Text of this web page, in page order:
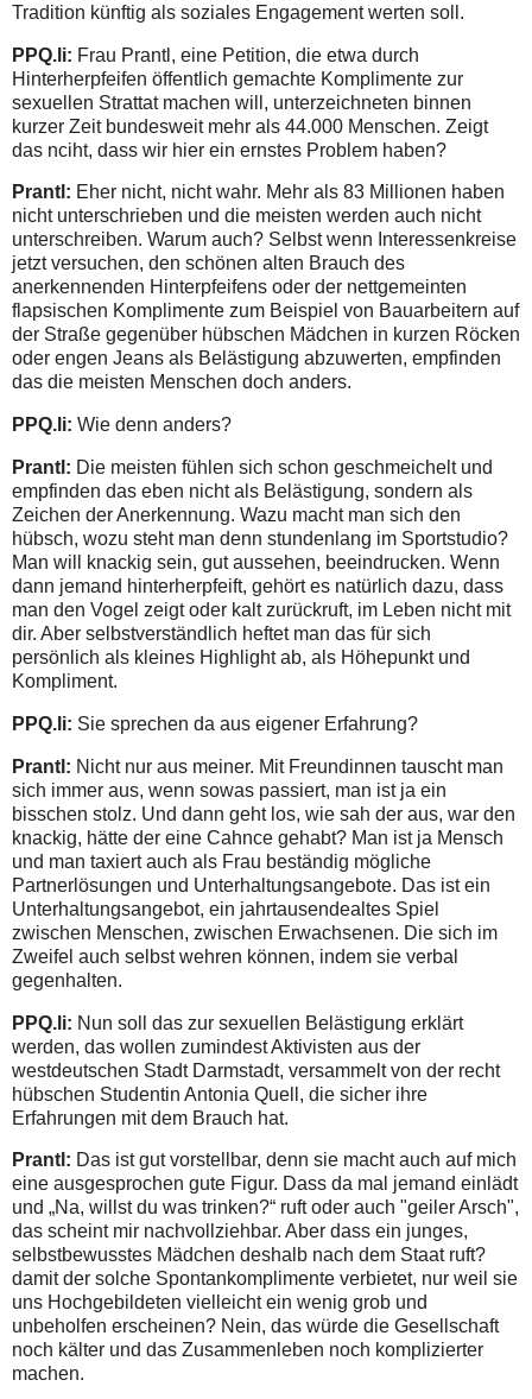
Tradition künftig als soziales Engagement werten soll.
PPQ.li: Frau Prantl, eine Petition, die etwa durch
Hinterherpfeifen öffentlich gemachte Komplimente zur
sexuellen Strattat machen will, unterzeichneten binnen
kurzer Zeit bundesweit mehr als 44.000 Menschen. Zeigt
das nciht, dass wir hier ein ernstes Problem haben?
Prantl: Eher nicht, nicht wahr. Mehr als 83 Millionen haben
nicht unterschrieben und die meisten werden auch nicht
unterschreiben. Warum auch? Selbst wenn Interessenkreise
jetzt versuchen, den schönen alten Brauch des
anerkennenden Hinterpfeifens oder der nettgemeinten
flapsischen Komplimente zum Beispiel von Bauarbeitern auf
der Straße gegenüber hübschen Mädchen in kurzen Röcken
oder engen Jeans als Belästigung abzuwerten, empfinden
das die meisten Menschen doch anders.
PPQ.li: Wie denn anders?
Prantl: Die meisten fühlen sich schon geschmeichelt und
empfinden das eben nicht als Belästigung, sondern als
Zeichen der Anerkennung. Wazu macht man sich den
hübsch, wozu steht man denn stundenlang im Sportstudio?
Man will knackig sein, gut aussehen, beeindrucken. Wenn
dann jemand hinterherpfeift, gehört es natürlich dazu, dass
man den Vogel zeigt oder kalt zurückruft, im Leben nicht mit
dir. Aber selbstverständlich heftet man das für sich
persönlich als kleines Highlight ab, als Höhepunkt und
Kompliment.
PPQ.li: Sie sprechen da aus eigener Erfahrung?
Prantl: Nicht nur aus meiner. Mit Freundinnen tauscht man
sich immer aus, wenn sowas passiert, man ist ja ein
bisschen stolz. Und dann geht los, wie sah der aus, war den
knackig, hätte der eine Cahnce gehabt? Man ist ja Mensch
und man taxiert auch als Frau beständig mögliche
Partnerlösungen und Unterhaltungsangebote. Das ist ein
Unterhaltungsangebot, ein jahrtausendealtes Spiel
zwischen Menschen, zwischen Erwachsenen. Die sich im
Zweifel auch selbst wehren können, indem sie verbal
gegenhalten.
PPQ.li: Nun soll das zur sexuellen Belästigung erklärt
werden, das wollen zumindest Aktivisten aus der
westdeutschen Stadt Darmstadt, versammelt von der recht
hübschen Studentin Antonia Quell, die sicher ihre
Erfahrungen mit dem Brauch hat.
Prantl: Das ist gut vorstellbar, denn sie macht auch auf mich
eine ausgesprochen gute Figur. Dass da mal jemand einlädt
und „Na, willst du was trinken?“ ruft oder auch "geiler Arsch",
das scheint mir nachvollziehbar. Aber dass ein junges,
selbstbewusstes Mädchen deshalb nach dem Staat ruft?
damit der solche Spontankomplimente verbietet, nur weil sie
uns Hochgebildeten vielleicht ein wenig grob und
unbeholfen erscheinen? Nein, das würde die Gesellschaft
noch kälter und das Zusammenleben noch komplizierter
machen.